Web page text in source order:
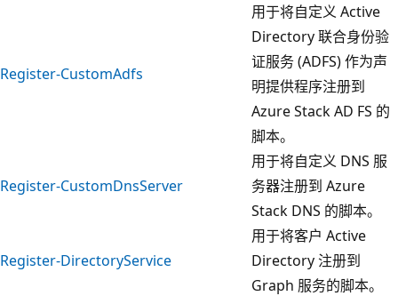
Register-CustomAdfs
用于将自定义 Active
Directory 联合身份验
证服务 (ADFS) 作为声
明提供程序注册到
Azure Stack AD FS 的
脚本。
Register-CustomDnsServer
用于将自定义 DNS 服
务器注册到 Azure
Stack DNS 的脚本。
Register-DirectoryService
用于将客户 Active
Directory 注册到
Graph 服务的脚本。